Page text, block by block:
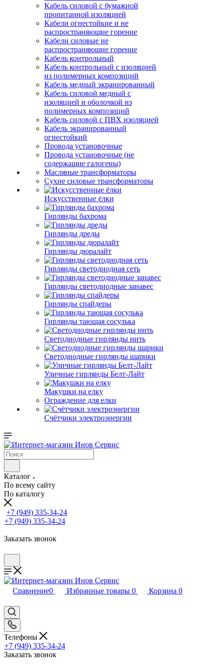
Кабель силовой с бумажной
пропитанной изоляцией
Кабели огнестойкие и не
распространяющие горение
Кабели силовые не
распространяющие горение
Кабель контрольный
Кабель контрольный с изоляцией
из полимерных композиций
Кабель медный экранированный
Кабель силовой медный с
изоляцией и оболочкой из
полимерных композиций
Кабель силовой с ПВХ изоляцией
Кабель экранированный
огнестойкий
Провода установочные
Провода установочные (не
содержащие галогены)
Масляные трансформаторы
Сухие силовые трансформаторы
Искусственные ёлки
Гирлянды бахрома
Гирлянды дреды
Гирлянды дюралайт
Гирлянды светодиодная сеть
Гирлянды светодиодные занавес
Гирлянды спайдеры
Гирлянды тающая сосулька
Светодиодные гирлянды нить
Светодиодные гирлянды шарики
Уличные гирлянды Белт-Лайт
Макушки на елку
Ограждение для елки
Счётчики электроэнергии
Каталог
По всему сайту
По каталогу
+7 (949) 335-34-24
+7 (949) 335-34-24
Заказать звонок
Сравнение0 Избранные товары 0 Корзина 0
Телефоны
+7 (949) 335-34-24
Заказать звонок